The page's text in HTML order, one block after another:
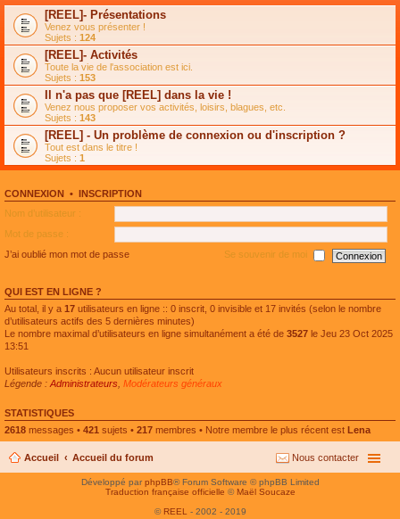
s
s
a
g
e
n
o
n
l
u
l
e
p
l
u
s
é
c
e
n
t
l
e
m
e
s
s
a
g
e
n
o
n
l
u
l
e
l
u
s
é
e
l
t
e
r
l
e
m
e
s
s
a
g
e
n
o
n
u
l
e
l
s
e
n
t
[REEL]- Présentations
Venez vous présenter !
Sujets : 124
[REEL]- Activités
Toute la vie de l'association est ici.
Sujets : 153
Il n'a pas que [REEL] dans la vie !
Venez nous proposer vos activités, loisirs, blagues, etc.
Sujets : 143
[REEL] - Un problème de connexion ou d'inscription ?
Tout est dans le titre !
Sujets : 1
CONNEXION • INSCRIPTION
Nom d’utilisateur :
Mot de passe :
J’ai oublié mon mot de passe
Se souvenir de moi
QUI EST EN LIGNE ?
Au total, il y a 17 utilisateurs en ligne :: 0 inscrit, 0 invisible et 17 invités (selon le nombre
d’utilisateurs actifs des 5 dernières minutes)
Le nombre maximal d’utilisateurs en ligne simultanément a été de 3527 le Jeu 23 Oct 2025
13:51
Utilisateurs inscrits : Aucun utilisateur inscrit
Légende : Administrateurs Modérateurs généraux
STATISTIQUES
2618 messages • 421 sujets • 217 membres • Notre membre le plus récent est Lena
Accueil Accueil du forum Nous contacter
Développé parphpBB® Forum Software © phpBB Limited
Traduction française officielle © Maël Soucaze
© REEL - 2002 - 2019